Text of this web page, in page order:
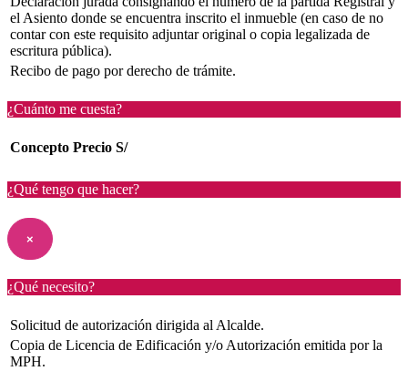
el Asiento donde se encuentra inscrito el inmueble (en caso de no
contar con este requisito adjuntar original o copia legalizada de
escritura pública).
Recibo de pago por derecho de trámite.
¿Cuánto me cuesta?
Concepto Precio S/
¿Qué tengo que hacer?
×
¿Qué necesito?
Solicitud de autorización dirigida al Alcalde.
Copia de Licencia de Edificación y/o Autorización emitida por la
MPH.